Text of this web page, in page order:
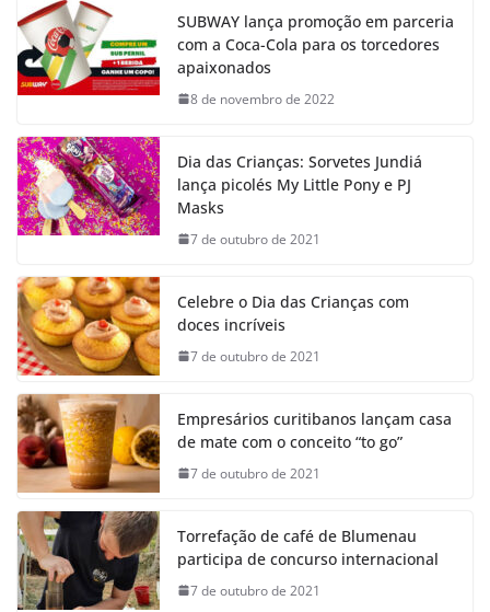
SUBWAY lança promoção em parceria
com a Coca-Cola para os torcedores
apaixonados
8 de novembro de 2022
Dia das Crianças: Sorvetes Jundiá
lança picolés My Little Pony e PJ
Masks
7 de outubro de 2021
Celebre o Dia das Crianças com
doces incríveis
7 de outubro de 2021
Empresários curitibanos lançam casa
de mate com o conceito “to go”
7 de outubro de 2021
Torrefação de café de Blumenau
participa de concurso internacional
7 de outubro de 2021